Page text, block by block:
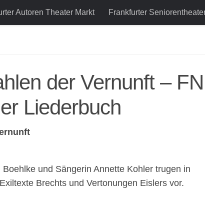
Autoren Theater Markt Frankfurter
der Vernunft –
Liederbuch
und Sängerin Annette Kohler trugen in
Brechts und Vertonungen Eislers vor.